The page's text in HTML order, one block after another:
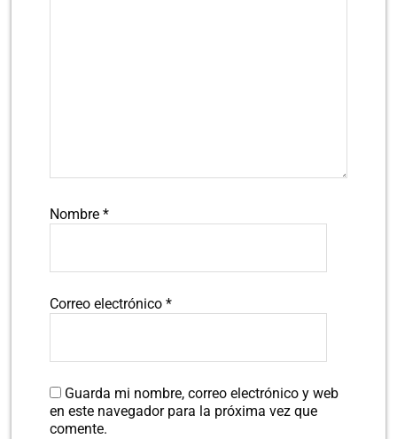
Nombre*
Correo electrónico*
Guarda mi nombre, correo electrónico y web
en este navegador para la próxima vez que
comente.